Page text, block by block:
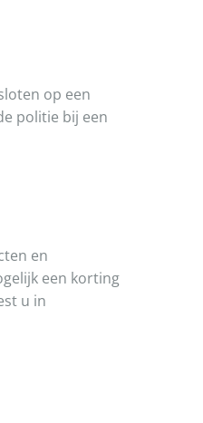
op een
politie bij een
en
een korting
u in